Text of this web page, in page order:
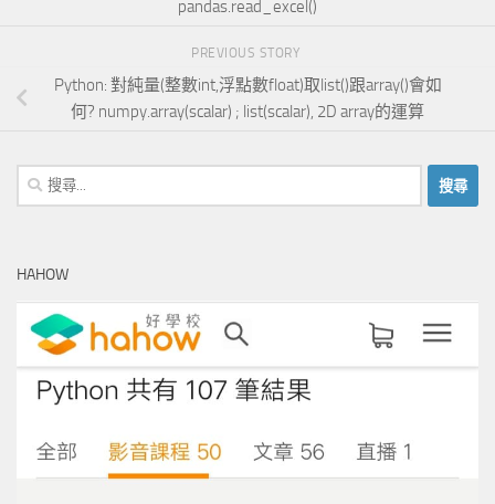
pandas.read_excel()
PREVIOUS STORY
Python: 對純量(整數int,浮點數float)取list()跟array()會如
何? numpy.array(scalar) ; list(scalar), 2D array的運算
搜
尋
字:
HAHOW